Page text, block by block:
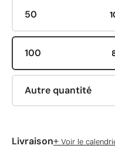
50
100
Autre quantité
Livraison+ Voir le